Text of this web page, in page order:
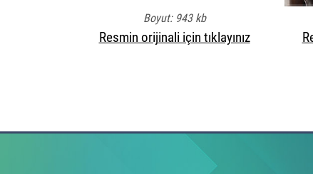
Boyut: 943 kb
Resmin orijinali için tıklayınız